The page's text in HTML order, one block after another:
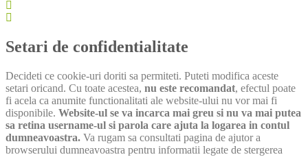
box
Setari de confidentialitate
Decideti ce cookie-uri doriti sa permiteti. Puteti modifica aceste
setari oricand. Cu toate acestea, nu este recomandat, efectul poate
fi acela ca anumite functionalitati ale website-ului nu vor mai fi
disponibile. Website-ul se va incarca mai greu si nu va mai putea
sa retina username-ul si parola care ajuta la logarea in contul
dumneavoastra. Va rugam sa consultati pagina de ajutor a
browserului dumneavoastra pentru informatii legate de stergerea